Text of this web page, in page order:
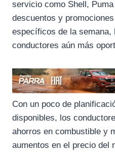
servicio como Shell,
descuentos y
específicos de la semana,
conductores aún más
Con un poco de
disponibles, los
ahorros en combustible y
aumentos en el precio del